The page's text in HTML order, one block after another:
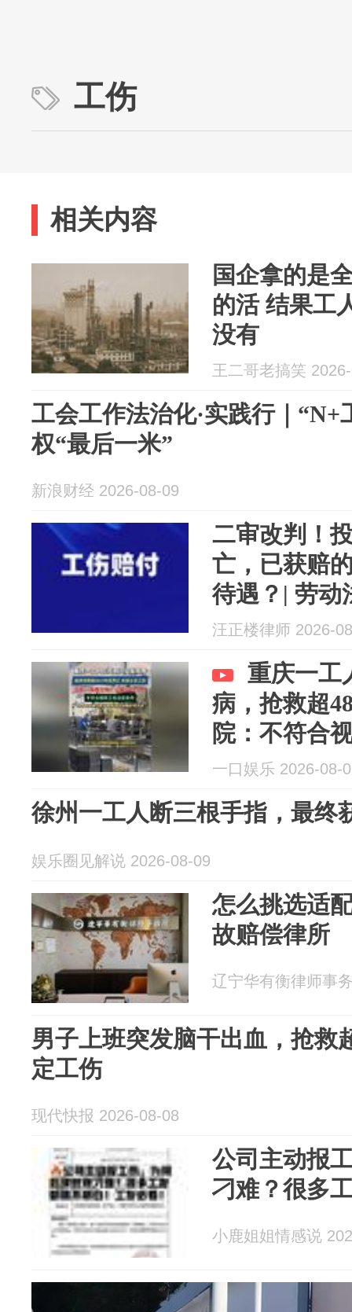
工伤
相关内容
国企拿的是
的活 结果工
没有
王二哥老搞笑
工会工作法治化·实践行｜“N+
权“最后一米”
新浪财经 2026-08-09
二审改判！
亡，已获赔
待遇？| 劳动
汪正楼律师 2026-
重庆一工
病，抢救超
院：不符合
一口娱乐 2026-08-
徐州一工人断三根手指，最终
娱乐圈见解说 2026-08-09
怎么挑选适
故赔偿律所
辽宁华有衡律师事
男子上班突发脑干出血，抢救
定工伤
现代快报 2026-08-08
公司主动报
刁难？很多
小鹿姐姐情感说